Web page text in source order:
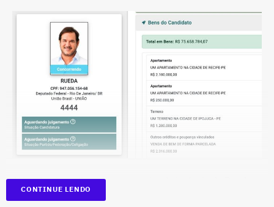
Deputado Fábio Silva em declaração de bens em 2026 — Foto:
Além dos investimentos, a carteira de imóveis de Rueda
CONTINUE LENDO